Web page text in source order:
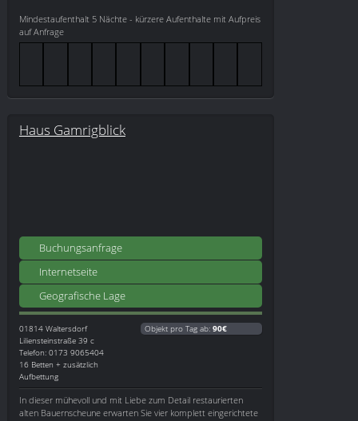
Mindestaufenthalt 5 Nächte - kürzere Aufenthalte mit Aufpreis
auf Anfrage
Haus Gamrigblick
Buchungsanfrage
Internetseite
Geografische Lage
01814 Waltersdorf
Liliensteinstraße 39 c
Telefon: 0173 9065404
16 Betten + zusätzlich
Aufbettung
Objekt pro Tag ab: 90€
In dieser mühevoll und mit Liebe zum Detail restaurierten
alten Bauernscheune erwarten Sie vier komplett eingerichtete